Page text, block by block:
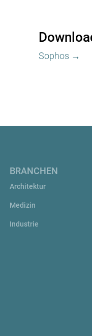
Sophos →
BRANCHEN
Architektur
Medizin
Industrie